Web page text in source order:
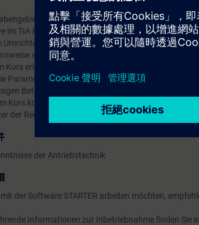
beinhaltet die Inbetriebnahme des
im TIA Portal.
Umrichter bieten eine Vielfalt von Funktionen und
sparen Sie Zeit und vermeiden Fehler.
Kurs erlernen Sie das schrittweise Vorgehen bei
Parametrierung und Datensicherung durch. Durch
Betrieb der gesamten Anlage.
Kurs können Sie den Umrichter SINAMICS S120
der Regelung an die jeweilige Anwendung
der Antriebstechnik
mit der Software STARTER arbeiten möchten,
Informationen zur Inbetriebnahme finden Sie in